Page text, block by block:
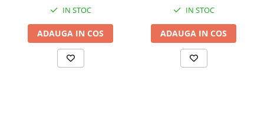
Sisteme, ustensile spalat
Produse hoteliere
Accesorii hoteliere
Carucioare camerista hotel
IN STOC
ADAUGA IN COS
IN STOC
ADAUGA IN COS